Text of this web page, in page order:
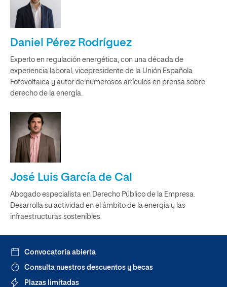
Daniel Pérez Rodríguez
Experto en regulación energética, con una década de
experiencia laboral, vicepresidente de la Unión Española
Fotovoltaica y autor de numerosos artículos en prensa sobre
derecho de la energía.
José Luis García de Cal
Abogado especialista en Derecho Público de la Empresa.
Desarrolla su actividad en el ámbito de la energía y las
infraestructuras sostenibles.
Convocatoria abierta
Consulta nuestros descuentos y becas
Plazas limitadas